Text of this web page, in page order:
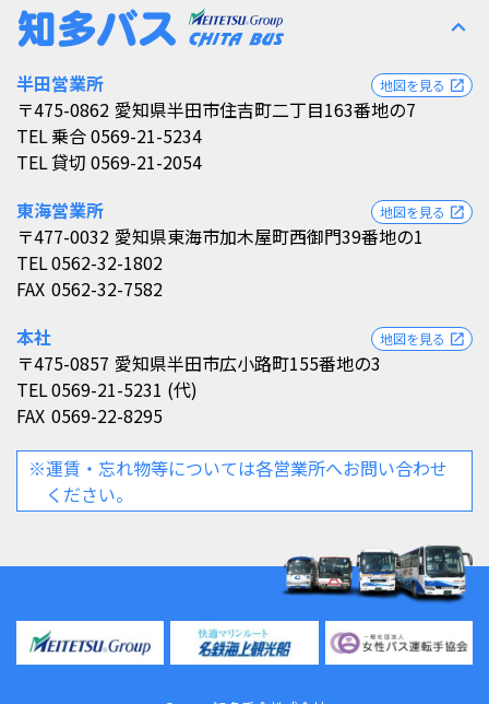
expand_less
半田営業所
〒475-0862 愛知県半田市住吉町二丁目163番地の7
地図を見る open_in_new
TEL乗合 0569-21-5234
TEL貸切 0569-21-2054
東海営業所
〒477-0032 愛知県東海市加木屋町西御門39番地の1
地図を見る open_in_new
TEL0562-32-1802
FAX 0562-32-7582
本社
〒475-0857 愛知県半田市広小路町155番地の3
地図を見る open_in_new
TEL0569-21-5231 (代)
FAX 0569-22-8295
※運賃・忘れ物等については各営業所へお問い合わせ
ください。